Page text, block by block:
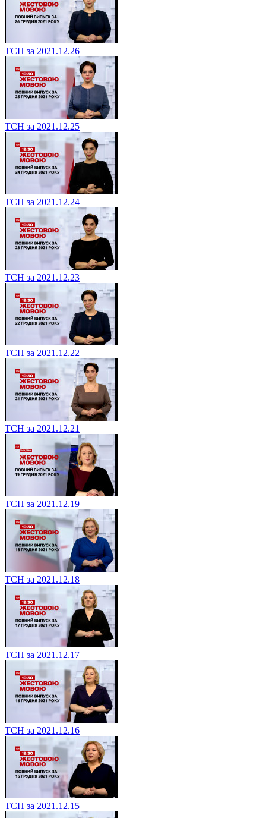
ТСН за 2021.12.26
ТСН за 2021.12.25
ТСН за 2021.12.24
ТСН за 2021.12.23
ТСН за 2021.12.22
ТСН за 2021.12.21
ТСН за 2021.12.19
ТСН за 2021.12.18
ТСН за 2021.12.17
ТСН за 2021.12.16
ТСН за 2021.12.15